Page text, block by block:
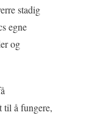
stadig
egne
og
til å fungere,